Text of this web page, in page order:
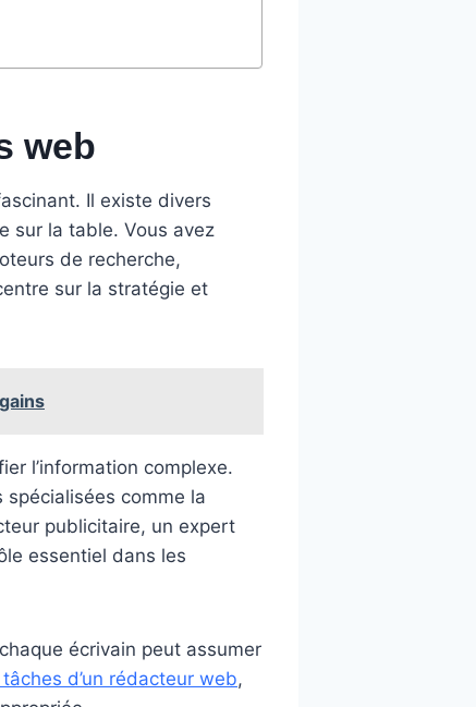
web
Il existe divers
sur la table. Vous avez
de recherche,
sur la stratégie et
l’information complexe.
comme la
publicitaire, un expert
essentiel dans les
écrivain peut assumer
d’un rédacteur web,